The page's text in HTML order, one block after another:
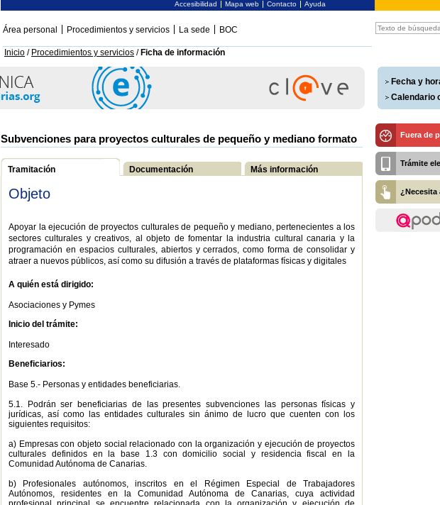
Accesibilidad Mapa web Contacto Ayuda
Área personal Procedimientos y servicios La sede BOC
Inicio / Procedimientos y servicios / Ficha de información
Fecha y
Calendario
Subvenciones para proyectos culturales de pequeño y mediano formato
Tramitación Documentación Más información
Objeto
Apoyar la ejecución de proyectos culturales de pequeño y mediano, pertenecientes a los
sectores culturales y creativos, al objeto de fomentar la industria cultural canaria y la
programación en espacios culturales, abiertos y cerrados, como forma de consolidar y
atraer a nuevos públicos, así como su difusión a través de plataformas físicas y digitales
A quién está dirigido:
Asociaciones y Pymes
Inicio del trámite:
Interesado
Beneficiarios:
Base 5.- Personas y entidades beneficiarias.
5.1. Podrán ser beneficiarias de las presentes subvenciones las personas físicas y
jurídicas, así como las entidades culturales sin ánimo de lucro que cuenten con los
siguientes requisitos:
a) Empresas con objeto social relacionado con la organización y ejecución de proyectos
culturales definidos en la base 1.3 con domicilio social y residencia fiscal en la
Comunidad Autónoma de Canarias.
b) Profesionales autónomos, inscritos en el Régimen Especial de Trabajadores
Autónomos, residentes en la Comunidad Autónoma de Canarias, cuya actividad
Fuera de
Trámite
¿Necesita